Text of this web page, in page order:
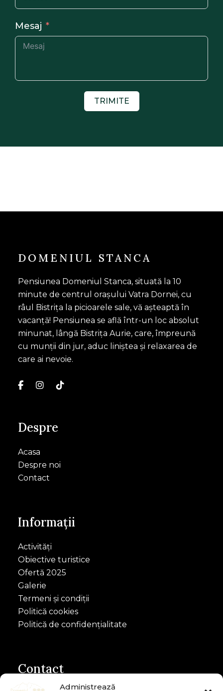
Administrează
Mesaj
TRIMITE
DOMENIUL STANCA
Pensiunea Domeniul Stanca, situată la 10
minute de centrul orașului Vatra Dornei, cu
râul Bistrița la picioarele sale, vă așteaptă în
vacanță! Pensiunea se află într-un loc absolut
minunat, lângă Bistrița Aurie, care, împreună
cu munții din jur, aduc liniștea și relaxarea de
care ai nevoie.
Despre
Acasa
Despre noi
Contact
Informații
Activități
Obiective turistice
Ofertă 2025
Galerie
Termeni și condiții
Politică cookies
Politică de confidențialitate
Contact